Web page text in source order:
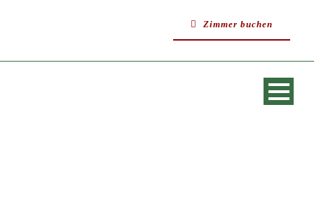
Zimmer buchen